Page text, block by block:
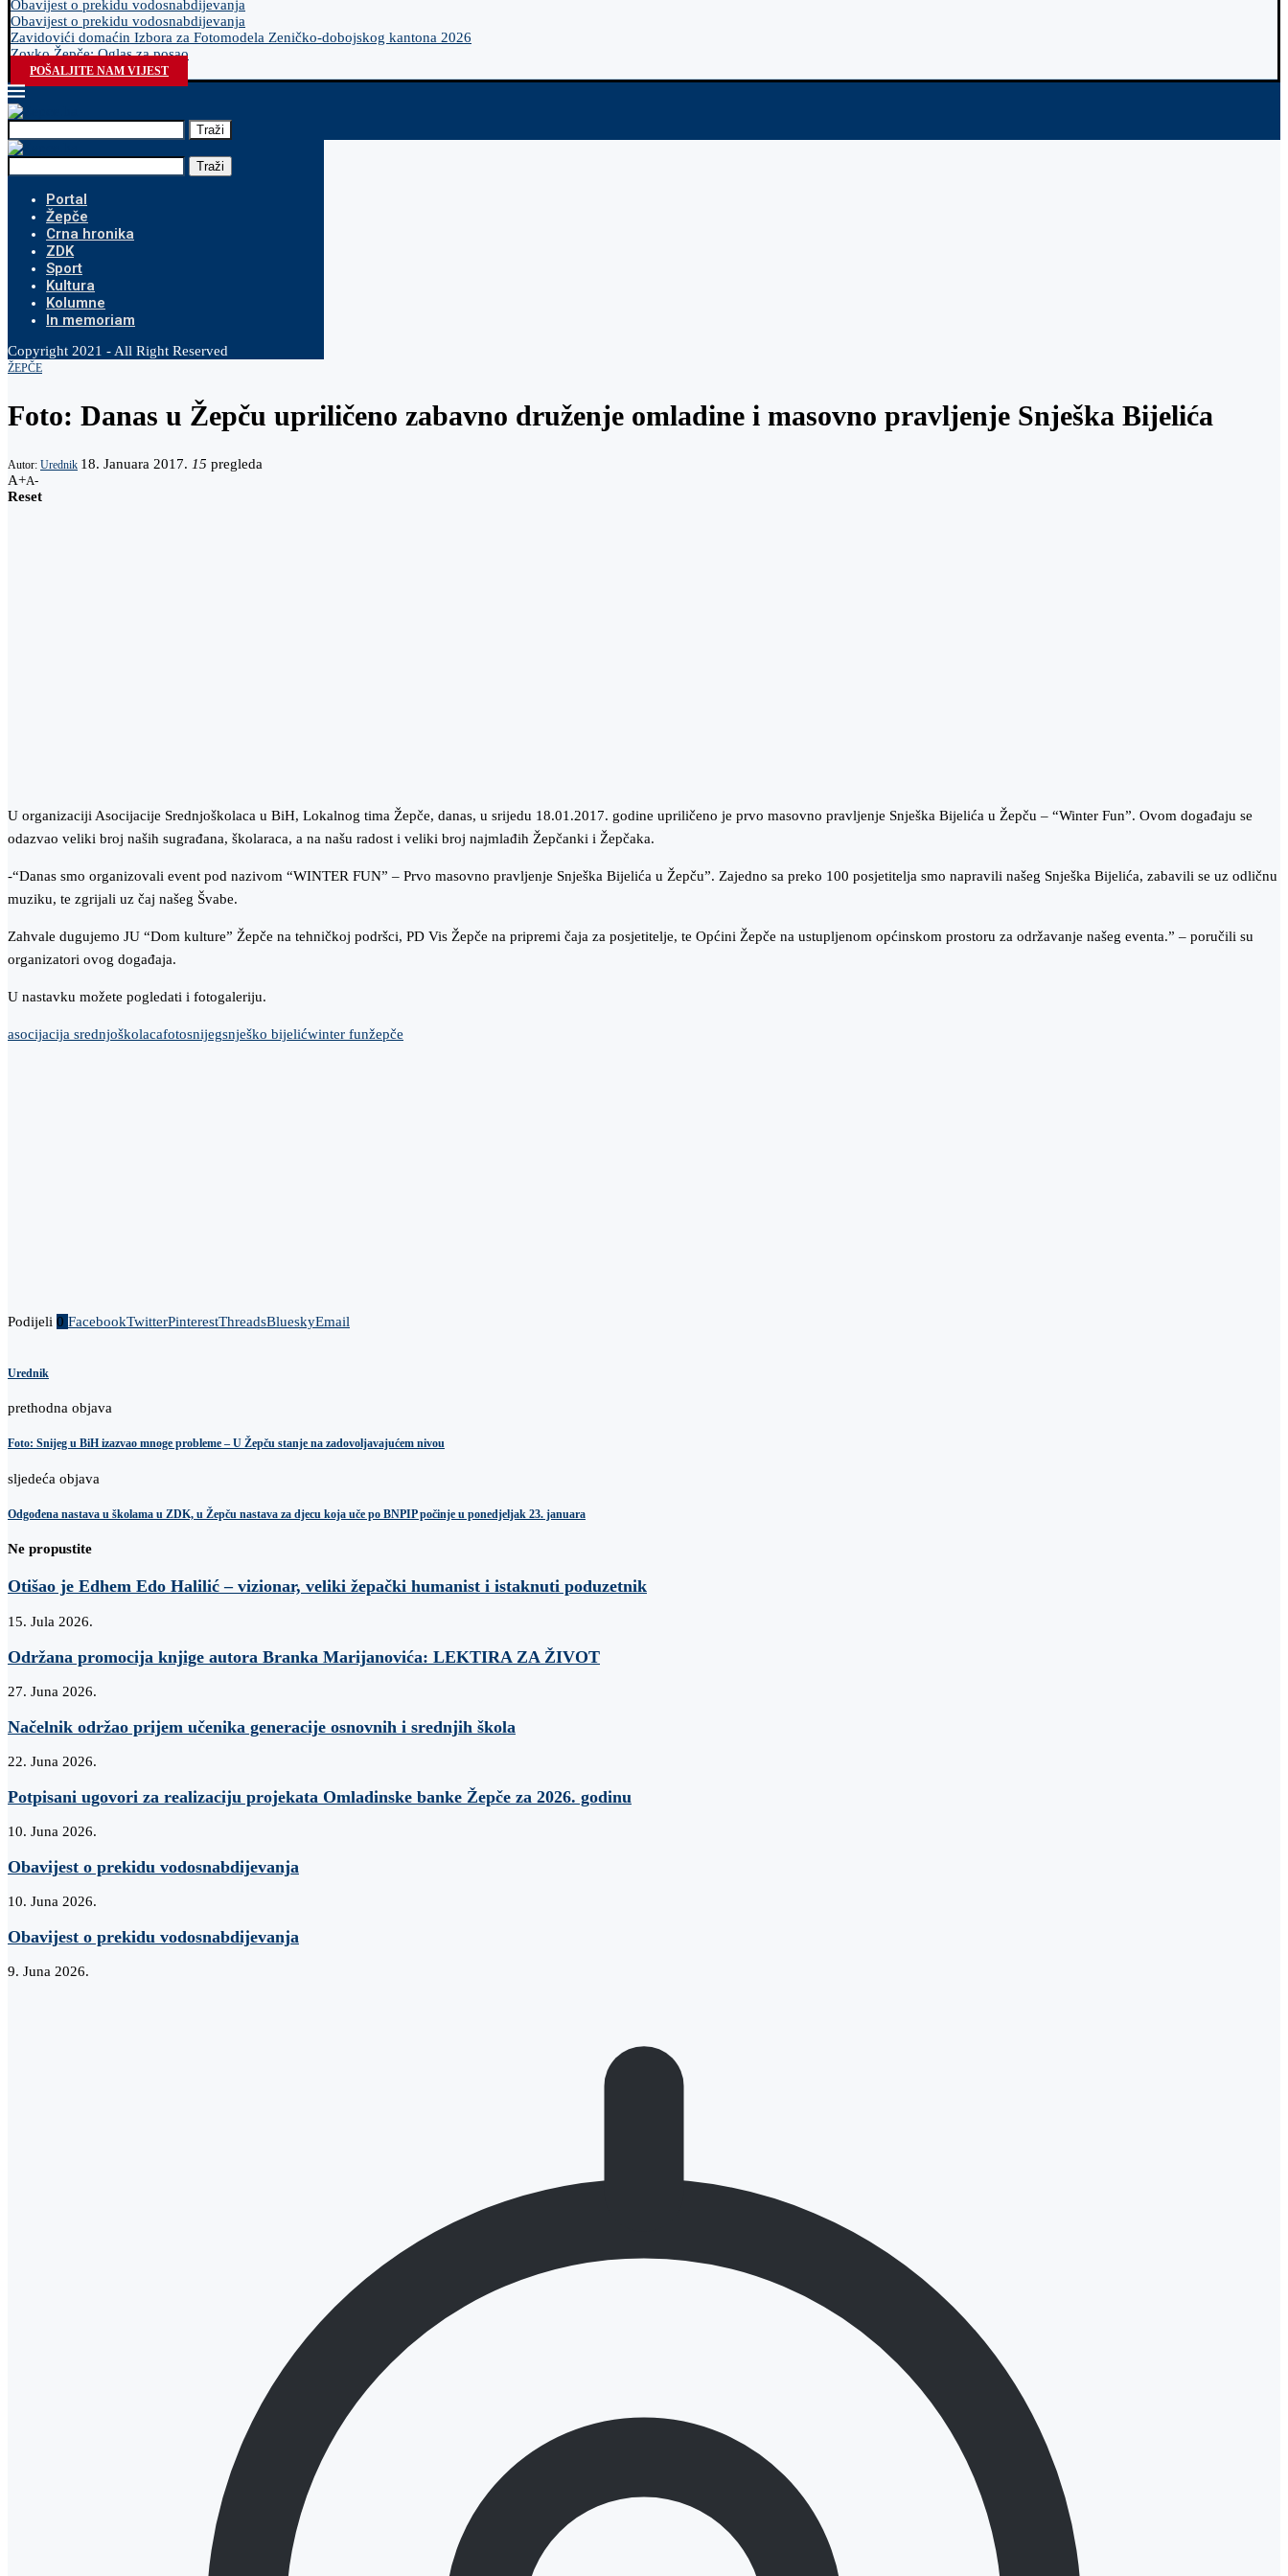
Obavijest o prekidu vodosnabdijevanja
Obavijest o prekidu vodosnabdijevanja
Zavidovići domaćin Izbora za Fotomodela Zeničko-dobojskog kantona 2026
Zovko Žepče: Oglas za posao
POŠALJITE NAM VIJEST
Traži
Traži
Portal
Žepče
Crna hronika
ZDK
Sport
Kultura
Kolumne
In memoriam
Copyright 2021 - All Right Reserved
ŽEPČE
Foto: Danas u Žepču upriličeno zabavno druženje omladine i masovno pravljenje Snješka Bijelića
Autor: Urednik 18. Januara 2017. 15 pregleda
A+A-
Reset
U organizaciji Asocijacije Srednjoškolaca u BiH, Lokalnog tima Žepče, danas, u srijedu 18.01.2017. godine upriličeno je prvo masovno pravljenje Snješka Bijelića u Žepču – “Winter Fun”. Ovom događaju se
odazvao veliki broj naših sugrađana, školaraca, a na našu radost i veliki broj najmlađih Žepčanki i Žepčaka.
-“Danas smo organizovali event pod nazivom “WINTER FUN” – Prvo masovno pravljenje Snješka Bijelića u Žepču”. Zajedno sa preko 100 posjetitelja smo napravili našeg Snješka Bijelića, zabavili se uz odličnu
muziku, te zgrijali uz čaj našeg Švabe.
Zahvale dugujemo JU “Dom kulture” Žepče na tehničkoj podršci, PD Vis Žepče na pripremi čaja za posjetitelje, te Općini Žepče na ustupljenom općinskom prostoru za održavanje našeg eventa.” – poručili su
organizatori ovog događaja.
U nastavku možete pogledati i fotogaleriju.
asocijacija srednjoškolacafotosnijegsnješko bijelićwinter funžepče
Podijeli 0 FacebookTwitterPinterestThreadsBlueskyEmail
Urednik
prethodna objava
Foto: Snijeg u BiH izazvao mnoge probleme – U Žepču stanje na zadovoljavajućem nivou
sljedeća objava
Odgođena nastava u školama u ZDK, u Žepču nastava za djecu koja uče po BNPIP počinje u ponedjeljak 23. januara
Ne propustite
Otišao je Edhem Edo Halilić – vizionar, veliki žepački humanist i istaknuti poduzetnik
15. Jula 2026.
Održana promocija knjige autora Branka Marijanovića: LEKTIRA ZA ŽIVOT
27. Juna 2026.
Načelnik održao prijem učenika generacije osnovnih i srednjih škola
22. Juna 2026.
Potpisani ugovori za realizaciju projekata Omladinske banke Žepče za 2026. godinu
10. Juna 2026.
Obavijest o prekidu vodosnabdijevanja
10. Juna 2026.
Obavijest o prekidu vodosnabdijevanja
9. Juna 2026.